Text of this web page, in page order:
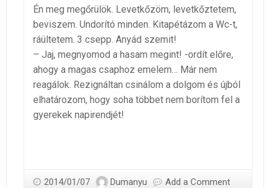
Én meg megőrülök. Levetkőzöm, levetkőztetem,
beviszem. Undorító minden. Kitapétázom a Wc-t,
ráültetem. 3 csepp. Anyád szemit!
– Jaj, megnyomod a hasam megint! -ordít előre,
ahogy a magas csaphoz emelem… Már nem
reagálok. Rezignáltan csinálom a dolgom és újból
elhatározom, hogy soha többet nem borítom fel a
gyerekek napirendjét!
2014/01/07 Dumanyu Add a Comment